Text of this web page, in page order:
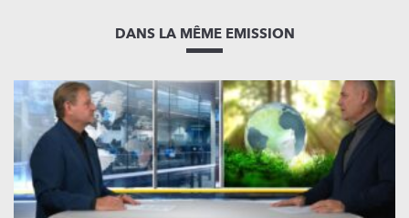
DANS LA MÊME EMISSION